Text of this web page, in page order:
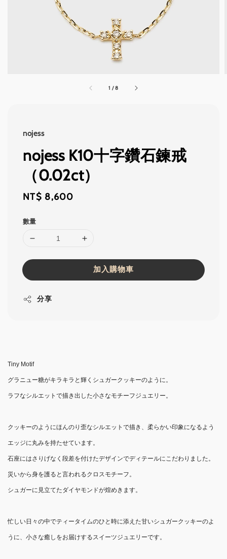
1 /8
nojess
nojess K10十字鑽石鍊戒
（0.02ct）
Regular
NT$ 8,600
數量
加入購物車
分享
Tiny Motif
グラニュー糖がキラキラと輝くシュガークッキーのように。
ラフなシルエットで描き出した小さなモチーフジュエリー。
クッキーのようにほんのり歪なシルエットで描き、柔らかい印象になるよう
エッジに丸みを持たせています。
石座にはさりげなく段差を付けたデザインでディテールにこだわりました。
災いから身を護ると言われるクロスモチーフ。
シュガーに見立てたダイヤモンドが煌めきます。
忙しい日々の中でティータイムのひと時に添えた甘いシュガークッキーのよ
うに、小さな癒しをお届けするスイーツジュエリーです。